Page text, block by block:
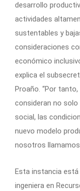
desarrollo
actividades
sustentables y
consideraciones
económico
explica el
Proaño. “Por
consideran no
social, las
nuevo modelo
nosotros
Esta instancia está
ingeniera en